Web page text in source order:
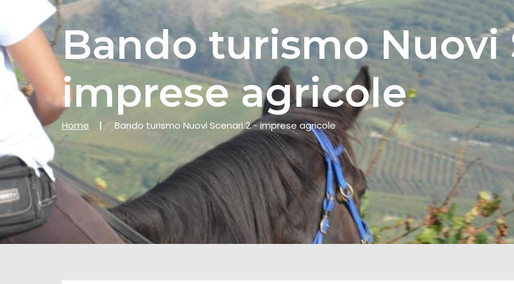
Bando turismo Nuovi
imprese agricole
Home Bando turismo Nuovi Scenari 2 - imprese agricole